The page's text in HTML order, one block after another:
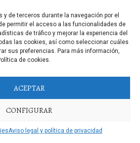
y de terceros durante la navegación por el
permitir el acceso a las funcionalidades de
de tráfico y mejorar la experiencia del
las cookies, así como seleccionar cuáles
sus preferencias. Para más información,
de cookies.
ACEPTAR
CONFIGURAR
Aviso legal y política de privacidad